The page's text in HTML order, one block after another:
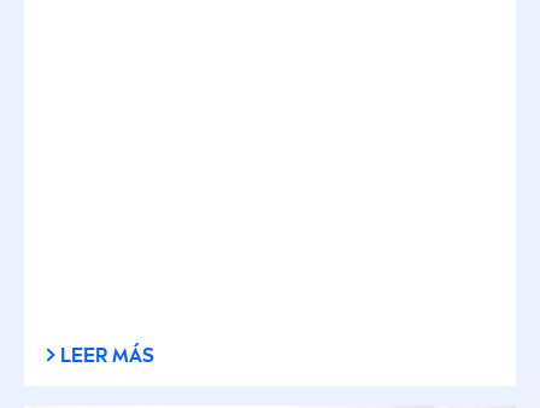
LEER MÁS